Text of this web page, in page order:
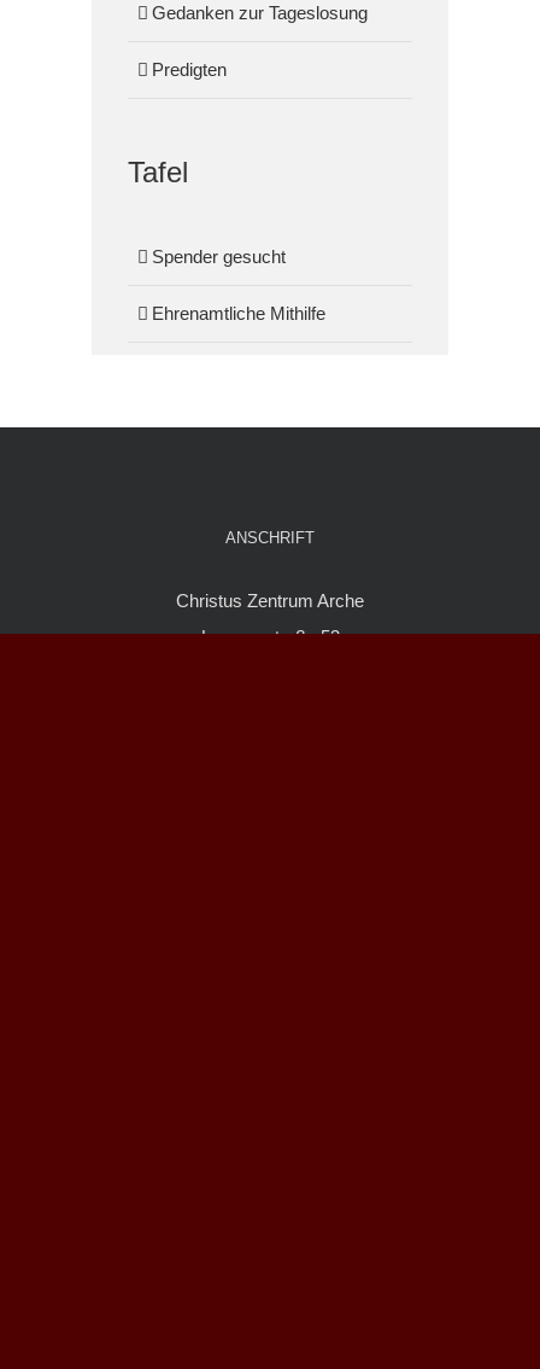
Gedanken zur Tageslosung
Predigten
Tafel
Spender gesucht
Ehrenamtliche Mithilfe
ANSCHRIFT
Christus Zentrum Arche
Lornsenstraße 53